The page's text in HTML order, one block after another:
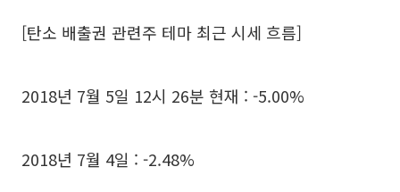
[탄소 배출권 관련주 테마 최근 시세 흐름]
2018년 7월 5일 12시 26분 현재 : -5.00%
2018년 7월 4일 : -2.48%